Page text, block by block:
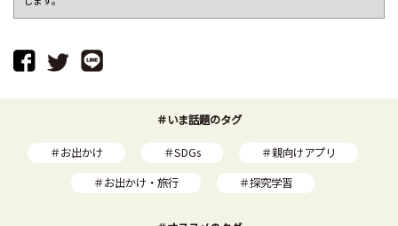
＃いま話題のタグ
＃お出かけ ＃SDGs
＃親向けアプリ
＃お出かけ・旅行
＃探究学習